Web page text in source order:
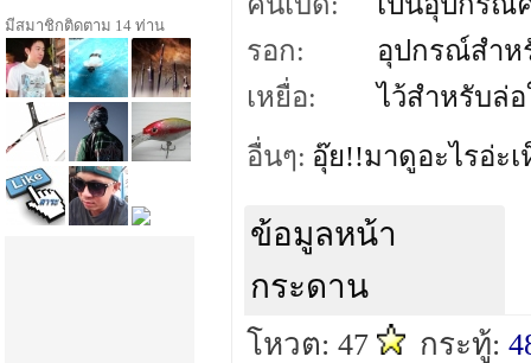
รอก:
อุปกรณ์สำห
เหยื่อ:
ไว้สำหรับล่
อื่นๆ: อุ๊ย!!มาดูอะไรอ่ะ
ข้อมูลหน้า
กระดาน
โหวต: 47 กระทู้:
มีสมาชิกติดตาม 14 ท่าน